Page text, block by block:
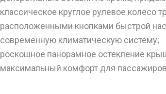
классическое круглое рулевое колесо
расположенными кнопками быстрой
современную климатическую систему;
роскошное панорамное остекление
максимальный комфорт для